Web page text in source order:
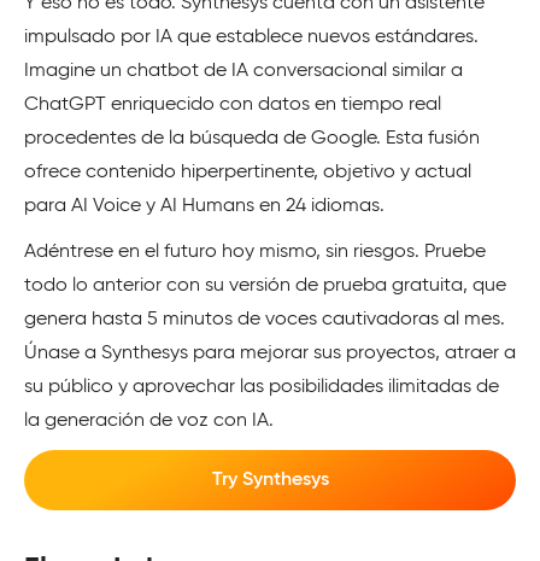
impulsado por IA que establece nuevos estándares.
Imagine un chatbot de IA conversacional similar a
ChatGPT enriquecido con datos en tiempo real
procedentes de la búsqueda de Google. Esta fusión
ofrece contenido hiperpertinente, objetivo y actual
para AI Voice y AI Humans en 24 idiomas.
Adéntrese en el futuro hoy mismo, sin riesgos. Pruebe
todo lo anterior con su versión de prueba gratuita, que
genera hasta 5 minutos de voces cautivadoras al mes.
Únase a Synthesys para mejorar sus proyectos, atraer a
su público y aprovechar las posibilidades ilimitadas de
la generación de voz con IA.
Try Synthesys